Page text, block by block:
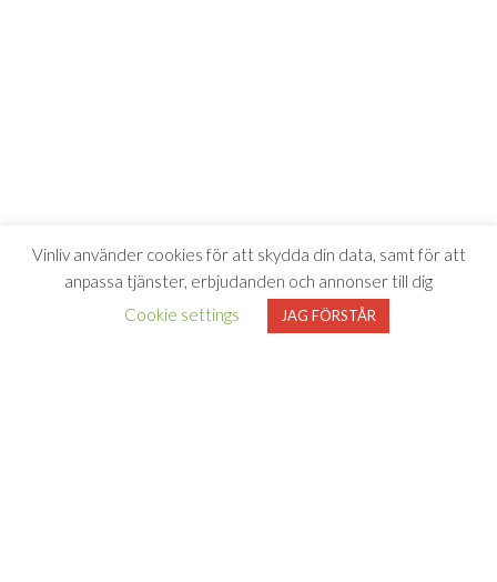
Vinliv använder cookies för att skydda din data, samt för att
anpassa tjänster, erbjudanden och annonser till dig
Cookie settings
JAG FÖRSTÅR